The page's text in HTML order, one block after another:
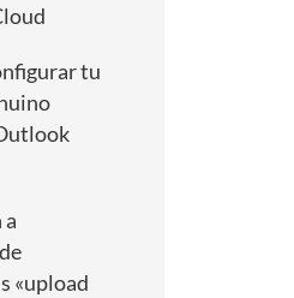
tu
a
«upload